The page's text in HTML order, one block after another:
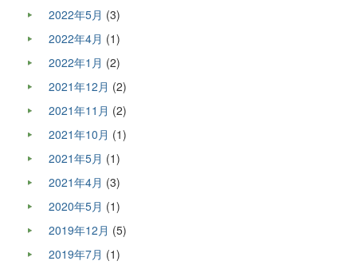
2022年5月 (3)
2022年4月 (1)
2022年1月 (2)
2021年12月 (2)
2021年11月 (2)
2021年10月 (1)
2021年5月 (1)
2021年4月 (3)
2020年5月 (1)
2019年12月 (5)
2019年7月 (1)